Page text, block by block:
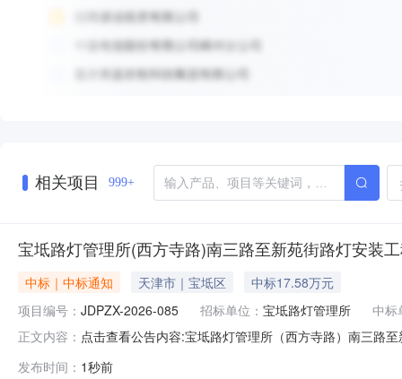
相关项目 999+
宝坻路灯管理所(西方寺路)南三路至新苑街路灯安装
中标｜中标通知 天津市｜宝坻区
中标17.58万元
项目编号： JDPZX-2026-085 招标单位： 宝坻路灯管理所
中标
正文内容： 点击查看公告内容:宝坻路灯管理所（西方寺路）南三路
发布时间： 1秒前